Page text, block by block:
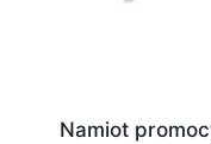
Namiot